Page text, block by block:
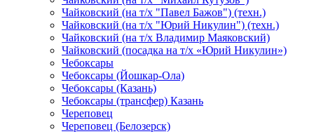
Чайковский (на т/х "Павел Бажов") (техн.)
Чайковский (на т/х "Юрий Никулин") (техн.)
Чайковский (на т/х Владимир Маяковский)
Чайковский (посадка на т/х «Юрий Никулин»)
Чебоксары
Чебоксары (Йошкар-Ола)
Чебоксары (Казань)
Чебоксары (трансфер) Казань
Череповец
Череповец (Белозерск)